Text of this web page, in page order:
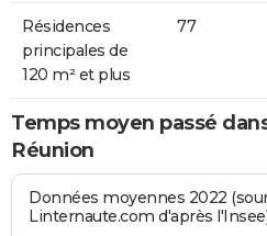
Résidences
principales de
120 m² et plus
77
Temps moyen passé
Réunion
Données moyennes 2022
Linternaute.com d'après